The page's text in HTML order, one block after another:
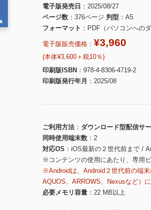
電子版発売日
2025/08/27
ページ数
376ページ 判型
A5
フォーマット
PDF（パソコンへの
電子版販売価格： ¥3,960
(本体¥3,600＋税10％)
印刷版ISBN
978-4-8306-4719-2
印刷版発行年月
2025/08
ご利用方法
ダウンロード型配信サ
同時使用端末数
2
対応OS
iOS最新の２世代前まで /
※コンテンツの使用にあたり、専用
※Androidは、Android２世代前の端
AQUOS、ARROWS、Nexusなど）
必要メモリ容量
22 MB以上